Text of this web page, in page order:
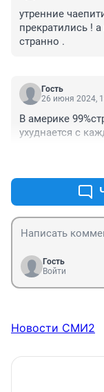
утренние
прекратились !
странно .
Гость
26 июня 2024,
В америке
ухуднается с
Гость
Войти
Новости СМИ2